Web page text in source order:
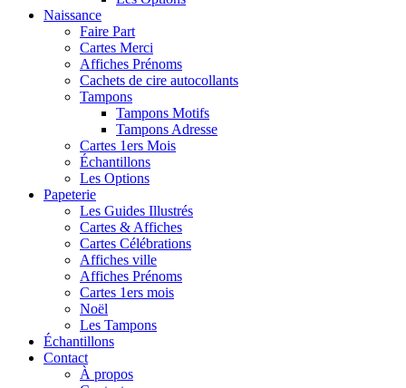
Naissance
Faire Part
Cartes Merci
Affiches Prénoms
Cachets de cire autocollants
Tampons
Tampons Motifs
Tampons Adresse
Cartes 1ers Mois
Échantillons
Les Options
Papeterie
Les Guides Illustrés
Cartes & Affiches
Cartes Célébrations
Affiches ville
Affiches Prénoms
Cartes 1ers mois
Noël
Les Tampons
Échantillons
Contact
À propos